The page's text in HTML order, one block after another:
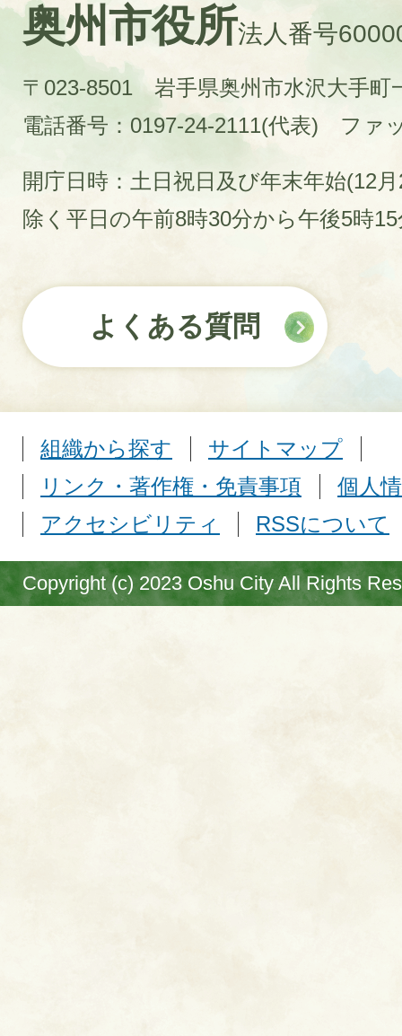
奥州市役所法人番号
〒023-8501 岩手県奥州市水沢大手町
電話番号：0197-24-2111(代表)
ファ
開庁日時：土日祝日及び年末年始(12
除く平日の午前8時30分から午後5時
よくある質問
組織から探す
サイトマップ
リンク・著作権・免責事項
個人
アクセシビリティ
RSSについて
Copyright (c) 2023 Oshu City All Rights